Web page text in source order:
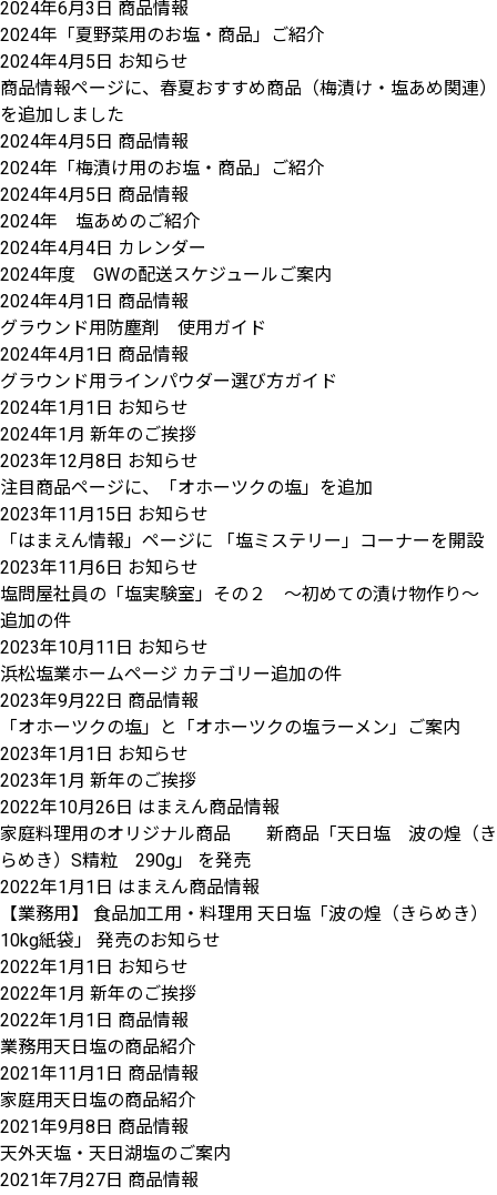
2024年6月3日 商品情報
2024年「夏野菜用のお塩・商品」ご紹介
2024年4月5日 お知らせ
商品情報ページに、春夏おすすめ商品（梅漬け・塩あめ関連）
を追加しました
2024年4月5日 商品情報
2024年「梅漬け用のお塩・商品」ご紹介
2024年4月5日 商品情報
2024年 塩あめのご紹介
2024年4月4日 カレンダー
2024年度 GWの配送スケジュールご案内
2024年4月1日 商品情報
グラウンド用防塵剤 使用ガイド
2024年4月1日 商品情報
グラウンド用ラインパウダー選び方ガイド
2024年1月1日 お知らせ
2024年1月 新年のご挨拶
2023年12月8日 お知らせ
注目商品ページに、「オホーツクの塩」を追加
2023年11月15日 お知らせ
「はまえん情報」ページに 「塩ミステリー」コーナーを開設
2023年11月6日 お知らせ
塩問屋社員の「塩実験室」その２ ～初めての漬け物作り～
追加の件
2023年10月11日 お知らせ
浜松塩業ホームページ カテゴリー追加の件
2023年9月22日 商品情報
「オホーツクの塩」と「オホーツクの塩ラーメン」ご案内
2023年1月1日 お知らせ
2023年1月 新年のご挨拶
2022年10月26日 はまえん商品情報
家庭料理用のオリジナル商品 新商品「天日塩 波の煌（き
らめき）S精粒 290g」 を発売
2022年1月1日 はまえん商品情報
【業務用】 食品加工用・料理用 天日塩「波の煌（きらめき）
10kg紙袋」 発売のお知らせ
2022年1月1日 お知らせ
2022年1月 新年のご挨拶
2022年1月1日 商品情報
業務用天日塩の商品紹介
2021年11月1日 商品情報
家庭用天日塩の商品紹介
2021年9月8日 商品情報
天外天塩・天日湖塩のご案内
2021年7月27日 商品情報